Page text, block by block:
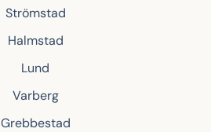
Strömstad
Halmstad
Lund
Varberg
Grebbestad